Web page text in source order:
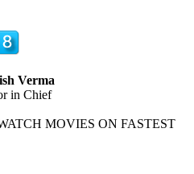
Verma
in Chief
MOVIES ON FASTEST